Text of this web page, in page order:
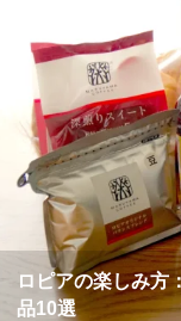
ロピアの楽しみ
品10選